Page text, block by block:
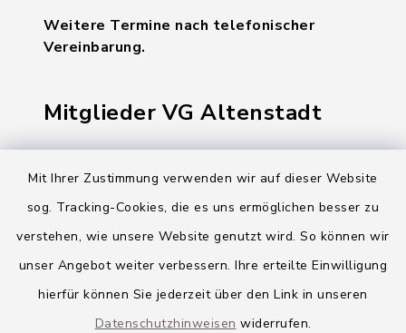
Mit Ihrer Zustimmung verwenden wir auf dieser Website
sog. Tracking-Cookies, die es uns ermöglichen besser zu
verstehen, wie unsere Website genutzt wird. So können wir
unser Angebot weiter verbessern. Ihre erteilte Einwilligung
hierfür können Sie jederzeit über den Link in unseren
Datenschutzhinweisen widerrufen.
Weitere Termine nach telefonischer
Vereinbarung.
Mitglieder VG Altenstadt
Markt Altenstadt
Gemeinde Osterberg
VG Altenstadt